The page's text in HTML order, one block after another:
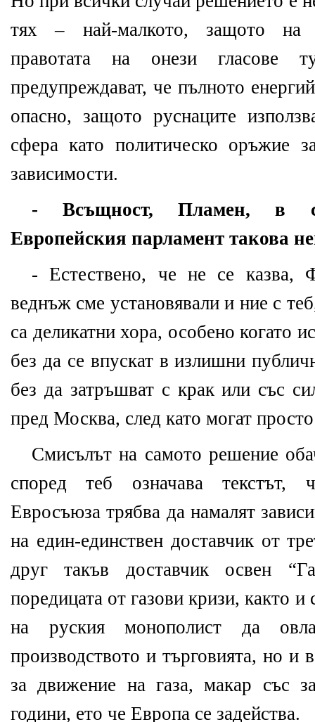
тях – най-малкото, защото на
правотата на онези гласове
предупреждават, че пълното
опасно, защото руснаците
сфера като политическо оръжие
зависимости.
- Всъщност, Пламен, в
Европейския парламент такова
- Естествено, че не се казва,
веднъж сме установявали и ние с
са деликатни хора, особено когато
без да се впускат в излишни
без да затръшват с крак или със
пред Москва, след като могат
Смисълът на самото решение
според теб означава текстът,
Евросъюза трябва да намалят
на един-единствен доставчик от
друг такъв доставчик освен
поредицата от газови кризи, както
на руския монополист да
производството и търговията, но
за движение на газа, макар със
години, ето че Европа се задейства.